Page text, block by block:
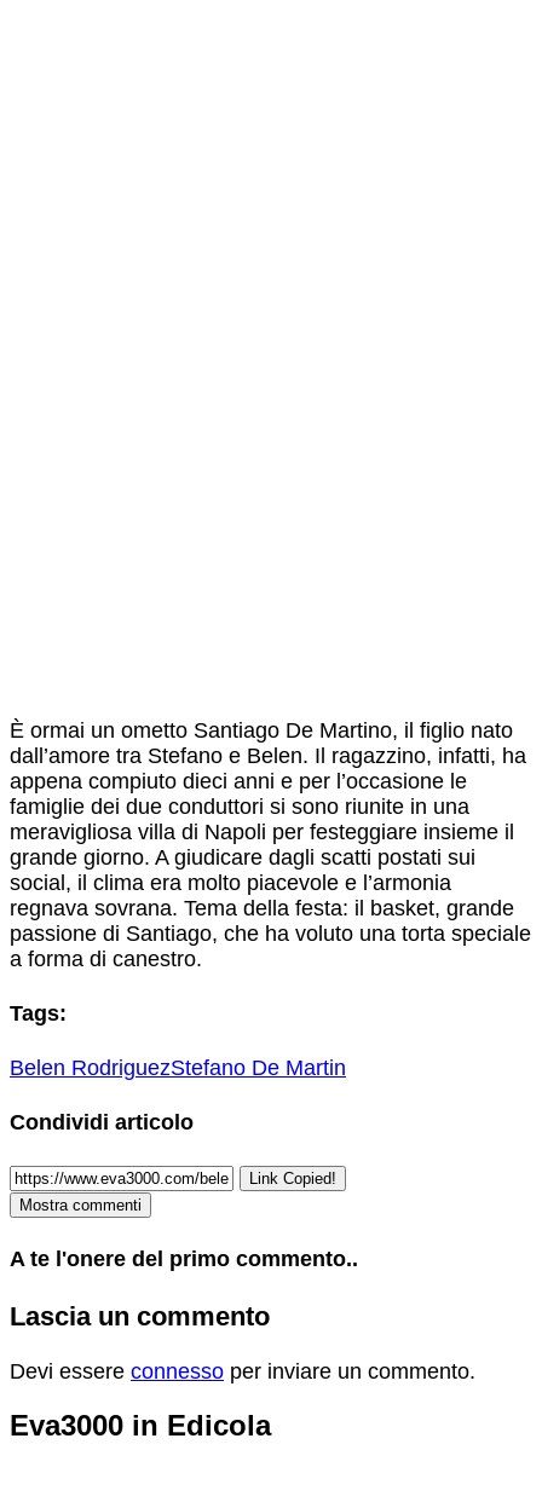
È ormai un ometto Santiago De Martino, il figlio nato
dall’amore tra Stefano e Belen. Il ragazzino, infatti, ha
appena compiuto dieci anni e per l’occasione le
famiglie dei due conduttori si sono riunite in una
meravigliosa villa di Napoli per festeggiare insieme il
grande giorno. A giudicare dagli scatti postati sui
social, il clima era molto piacevole e l’armonia
regnava sovrana. Tema della festa: il basket, grande
passione di Santiago, che ha voluto una torta speciale
a forma di canestro.
Tags:
Belen RodriguezStefano De Martin
Condividi articolo
Link Copied!
Mostra commenti
A te l'onere del primo commento..
Lascia un commento
Devi essere connesso per inviare un commento.
Eva3000 in Edicola